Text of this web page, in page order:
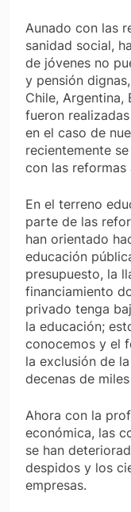
Aunado con las
sanidad social,
de jóvenes no
y pensión
Chile,
fueron
en el caso de
recientemente
con las reformas
En el terreno
parte de las
han orientado
educación
presupuesto, la
financiamiento
privado tenga
la educación;
conocemos y el
la exclusión de
decenas de
Ahora con la
económica, las
se han
despidos y los
empresas.